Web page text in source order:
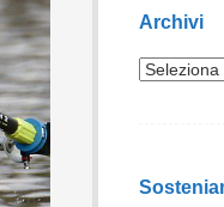
Archivi